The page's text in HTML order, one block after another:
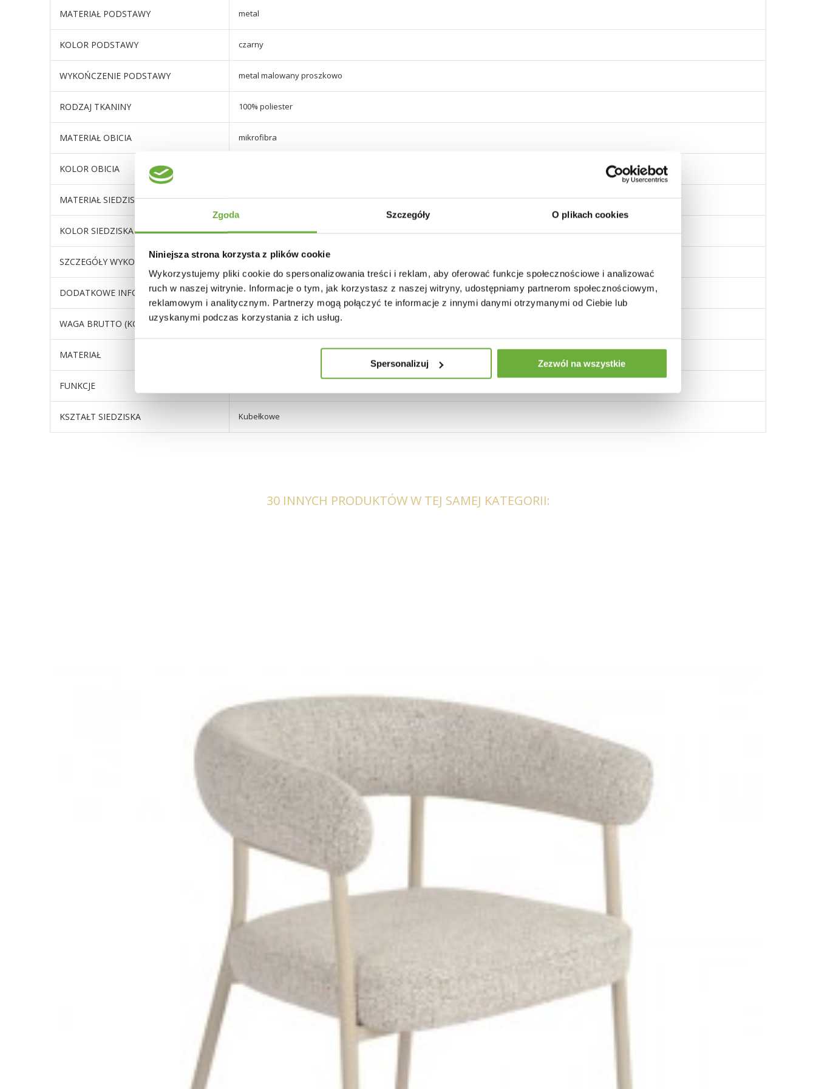
Zgoda Szczegóły O plikach cookies
Niniejsza strona korzysta z plików cookie
Wykorzystujemy pliki cookie do spersonalizowania treści i reklam, aby oferować funkcje społecznościowe i analizować
ruch w naszej witrynie. Informacje o tym, jak korzystasz z naszej witryny, udostępniamy partnerom społecznościowym,
reklamowym i analitycznym. Partnerzy mogą połączyć te informacje z innymi danymi otrzymanymi od Ciebie lub
uzyskanymi podczas korzystania z ich usług.
Spersonalizuj Zezwól na wszystkie
MATERIAŁ PODSTAWY metal
KOLOR PODSTAWY czarny
WYKOŃCZENIE PODSTAWY metal malowany proszkowo
RODZAJ TKANINY 100% poliester
MATERIAŁ OBICIA mikrofibra
KOLOR OBICIA
MATERIAŁ SIEDZISKA mikrofibra
KOLOR SIEDZISKA odcienie brązu
SZCZEGÓŁY WYKOŃCZENIA podstawa malowana proszkowo
DODATKOWE INFORMACJE wysokość oparcia 41 cm, wysokość podłokietników 17 cm
WAGA BRUTTO (KG) 8,65
MATERIAŁ
FUNKCJE
KSZTAŁT SIEDZISKA Kubełkowe
FOTEL OBROTOWY LOUNGER SZARY
575,98 zł647,17 zł
30 INNYCH PRODUKTÓW W TEJ SAMEJ KATEGORII: